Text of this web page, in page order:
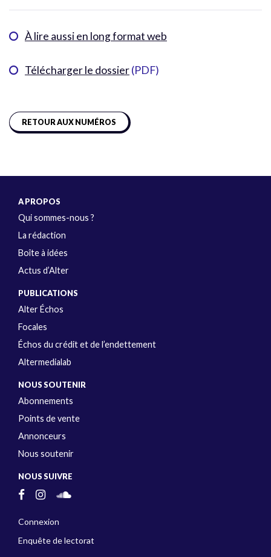
À lire aussi en long format web
Télécharger le dossier(PDF)
RETOUR AUX NUMÉROS
A PROPOS
Qui sommes-nous ?
La rédaction
Boîte à idées
Actus d’Alter
PUBLICATIONS
Alter Échos
Focales
Échos du crédit et de l’endettement
Altermedialab
NOUS SOUTENIR
Abonnements
Points de vente
Annonceurs
Nous soutenir
NOUS SUIVRE
Connexion
Enquête de lectorat